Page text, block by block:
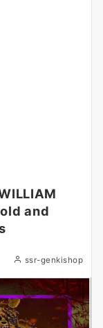
and
ssr-genkishop